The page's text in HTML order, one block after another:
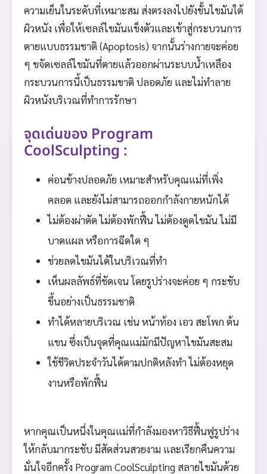
ความเย็นในระดับที่เหมาะสม ส่งตรงลงไปยังชั้นไขมันใต้
ผิวหนัง เพื่อให้เซลล์ไขมันแข็งตัวและเข้าสู่กระบวนการ
ตายแบบธรรมชาติ (Apoptosis) จากนั้นร่างกายจะค่อย
ๆ ขจัดเซลล์ไขมันที่ตายแล้วออกผ่านระบบน้ำเหลือง
กระบวนการนี้เป็นธรรมชาติ ปลอดภัย และไม่ทำลาย
ผิวหนังบริเวณที่ทำการรักษา
จุดเด่นของ Program
CoolSculpting :
ค่อนข้างปลอดภัย เหมาะสำหรับคุณแม่ที่เพิ่ง
คลอด และยังไม่สามารถออกกำลังกายหนักได้
ไม่ต้องผ่าตัด ไม่ต้องพักฟื้น ไม่ต้องดูดไขมัน ไม่มี
บาดแผล หรือการฉีดใด ๆ
ช่วยลดไขมันได้ในบริเวณที่ทำ
เห็นผลลัพธ์ที่ชัดเจน โดยรูปร่างจะค่อย ๆ กระชับ
ขึ้นอย่างเป็นธรรมชาติ
ทำได้หลายบริเวณ เช่น หน้าท้อง เอว สะโพก ต้น
แขน ซึ่งเป็นจุดที่คุณแม่มักมีปัญหาไขมันสะสม
ใช้ชีวิตประจำวันได้ตามปกติหลังทำ ไม่ต้องหยุด
งานหรือพักฟื้น
หากคุณเป็นหนึ่งในคุณแม่ที่กำลังมองหาวิธีฟื้นฟูรูปร่าง
ให้กลับมากระชับ มีสัดส่วนสวยงาม และเรียกคืนความ
มั่นใจอีกครั้ง Program CoolSculpting สลายไขมันด้วย